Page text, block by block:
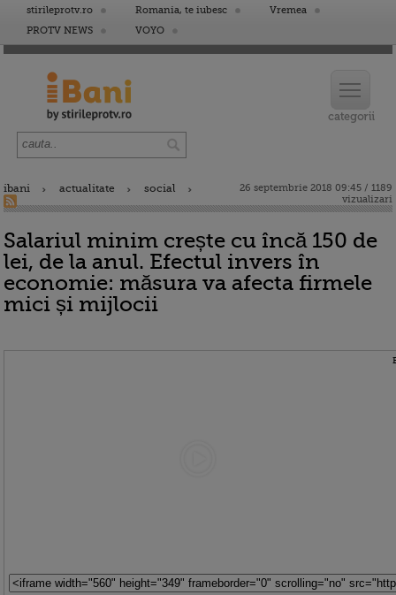
stirileprotv.ro Romania, te iubesc
Vremea
PROTV NEWS
VOYO
ibani actualitate social
26 septembrie 2018 09:45 / 1189
vizualizari
Salariul minim crește cu încă 150 de
lei, de la anul. Efectul invers în
economie: măsura va afecta firmele
mici și mijlocii